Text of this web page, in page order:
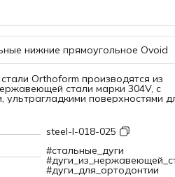
нижние прямоугольное Ovoid
Orthoform производятся из
стали марки 304V, с
поверхностями
подходят для
лечения или в качестве
вакуумной дуговой
химической
обеспечивает дугу крайне
свободную от дефектов и примесей,
steel-l-018-025
#стальные_дуги
#дуги_для_ортодонтии